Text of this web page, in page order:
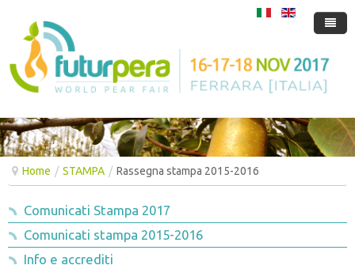
Home / STAMPA / Rassegna stampa 2015-2016
Comunicati Stampa 2017
Comunicati stampa 2015-2016
Info e accrediti
LEPERE
Chi ci produce
Come ci producono
Perché mangiarci
LAFIERA
Organizzazione
Location
Come raggiungerci
Registrazione on-line e orari
INFIERA
Esponi InFiera
Pianta espositori
Convegni e incontri tecnici sulla Pera a FuturPera il salone
FUORIFIERA
FuoriDove
STAMPA
Comunicati stampa 2015-2016
MULTIMEDIA